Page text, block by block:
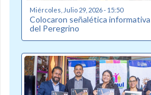
Miércoles, Julio 29, 2026 - 15:50
Colocaron señalética
del Peregrino